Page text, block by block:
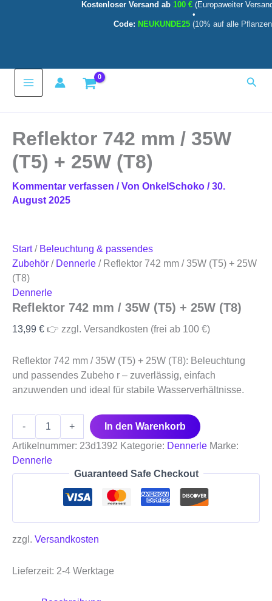
Kostenloser Versand ab 100 € (Europaweiter
•
Code: NEUKUNDE25 (10% auf alle
Main
Menu
Reflektor 742 mm / 35W
(T5) + 25W (T8)
Kommentar verfassen / Von OnkelSchoko /30.
August 2025
Start/ Beleuchtung & passendes
Zubehör / Dennerle / Reflektor 742 mm / 35W (T5) + 25W
(T8)
Dennerle
Reflektor 742 mm / 35W (T5) + 25W (T8)
13,99 € 👉 zzgl. Versandkosten (frei ab 100 €)
Reflektor 742 mm / 35W (T5) + 25W (T8): Beleuchtung
und passendes Zubeho r – zuverlässig, einfach
anzuwenden und ideal für stabile Wasserverhältnisse.
-
Menge
+
In den Warenkorb
Artikelnummer: 23d1392 Kategorie: Dennerle Marke:
Dennerle
Guaranteed Safe Checkout
zzgl. Versandkosten
Lieferzeit: 2-4 Werktage